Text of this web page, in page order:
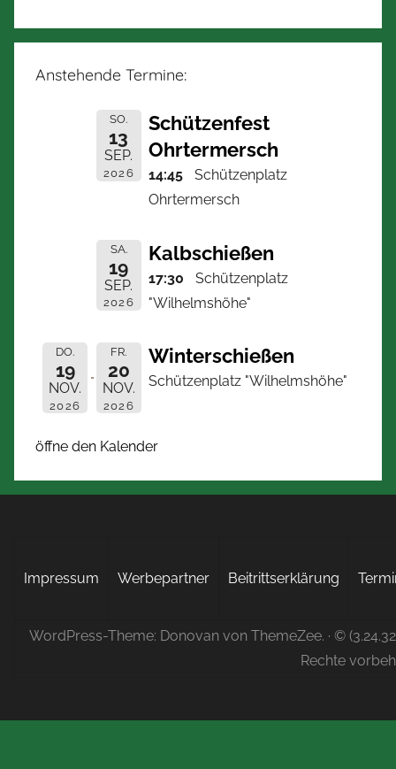
Anstehende Termine:
SO.
13
SEP.
2026
Schützenfest
Ohrtermersch
14:45
Schützenplatz
Ohrtermersch
SA.
19
SEP.
2026
Kalbschießen
17:30
Schützenplatz
"Wilhelmshöhe"
DO.
19
NOV.
2026
FR.
20
NOV.
2026
Winterschießen
Schützenplatz "Wilhelmshöhe"
öffne den Kalender
Impressum Werbepartner Beitrittserklärung
WordPress-Theme: Donovan von ThemeZee. · ©
Rechte